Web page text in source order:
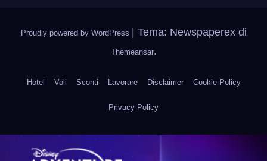
Proudly powered by WordPress Tema: Newspaperex di
Themeansar.
Hotel Voli Sconti Lavorare Disclaimer Cookie Policy
Privacy Policy